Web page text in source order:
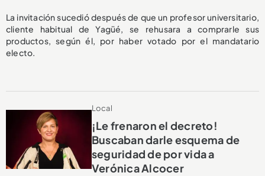
La invitación sucedió después de que un profesor universitario,
cliente habitual de Yagüé, se rehusara a comprarle sus
productos, según él, por haber votado por el mandatario
electo.
Local
¡Le frenaron el decreto!
Buscaban darle esquema de
seguridad de por vida a
Verónica Alcocer